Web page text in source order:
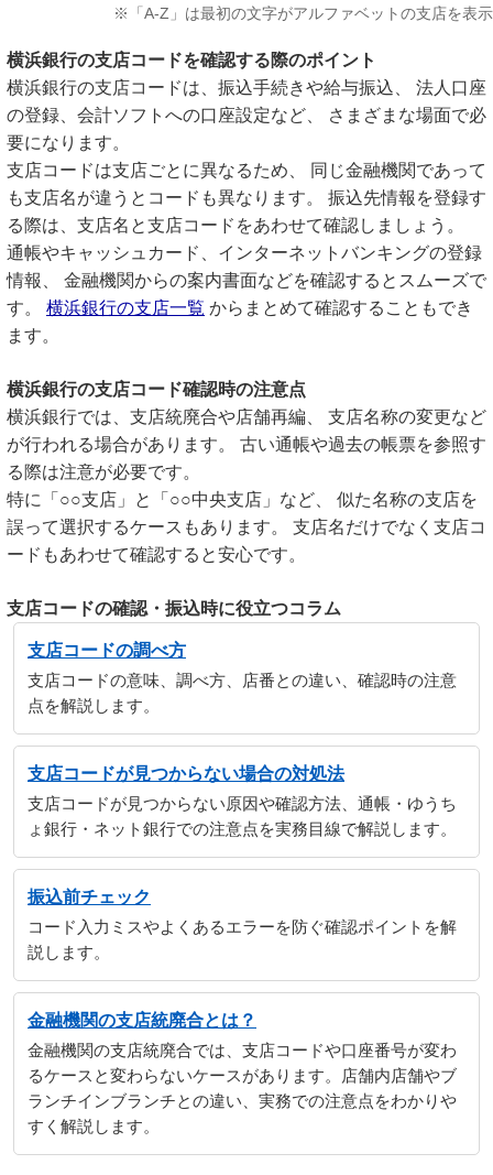
※「A-Z」は最初の文字がアルファベットの支店を表示
横浜銀行の支店コードを確認する際のポイント
横浜銀行の支店コードは、振込手続きや給与振込、 法人口座
の登録、会計ソフトへの口座設定など、 さまざまな場面で必
要になります。
支店コードは支店ごとに異なるため、 同じ金融機関であって
も支店名が違うとコードも異なります。 振込先情報を登録す
る際は、支店名と支店コードをあわせて確認しましょう。
通帳やキャッシュカード、インターネットバンキングの登録
情報、 金融機関からの案内書面などを確認するとスムーズで
す。 横浜銀行の支店一覧 からまとめて確認することもでき
ます。
横浜銀行の支店コード確認時の注意点
横浜銀行では、支店統廃合や店舗再編、 支店名称の変更など
が行われる場合があります。 古い通帳や過去の帳票を参照す
る際は注意が必要です。
特に「○○支店」と「○○中央支店」など、 似た名称の支店を
誤って選択するケースもあります。 支店名だけでなく支店コ
ードもあわせて確認すると安心です。
支店コードの確認・振込時に役立つコラム
支店コードの調べ方
支店コードの意味、調べ方、店番との違い、確認時の注意
点を解説します。
支店コードが見つからない場合の対処法
支店コードが見つからない原因や確認方法、通帳・ゆうち
ょ銀行・ネット銀行での注意点を実務目線で解説します。
振込前チェック
コード入力ミスやよくあるエラーを防ぐ確認ポイントを解
説します。
金融機関の支店統廃合とは？
金融機関の支店統廃合では、支店コードや口座番号が変わ
るケースと変わらないケースがあります。店舗内店舗やブ
ランチインブランチとの違い、実務での注意点をわかりや
すく解説します。